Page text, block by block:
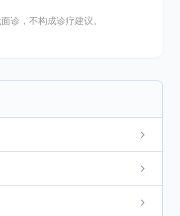
诊，不构成诊疗建议。